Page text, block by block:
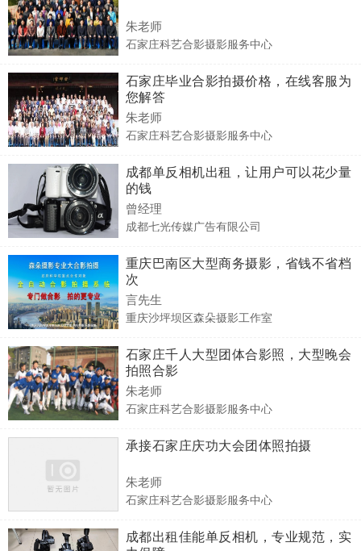
朱老师
石家庄科艺合影摄影服务中心
石家庄毕业合影拍摄价格，在线客服为
您解答
朱老师
石家庄科艺合影摄影服务中心
成都单反相机出租，让用户可以花少量
的钱
曾经理
成都七光传媒广告有限公司
重庆巴南区大型商务摄影，省钱不省档
次
言先生
重庆沙坪坝区森朵摄影工作室
石家庄千人大型团体合影照，大型晚会
拍照合影
朱老师
石家庄科艺合影摄影服务中心
承接石家庄庆功大会团体照拍摄
朱老师
石家庄科艺合影摄影服务中心
成都出租佳能单反相机，专业规范，实